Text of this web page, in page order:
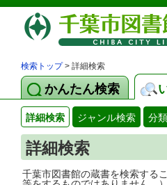
検索トップ> 詳細検索
かんたん検索
詳細検索 ジャンル検索 分
詳細検索
千葉市図書館の蔵書